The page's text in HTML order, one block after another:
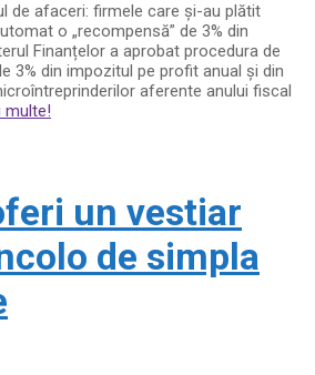
de afaceri: firmele care și-au plătit
o „recompensă” de 3% din
Finanțelor a aprobat procedura de
3% din impozitul pe profit anual și din
aferente anului fiscal
multe!
un vestiar
de simpla